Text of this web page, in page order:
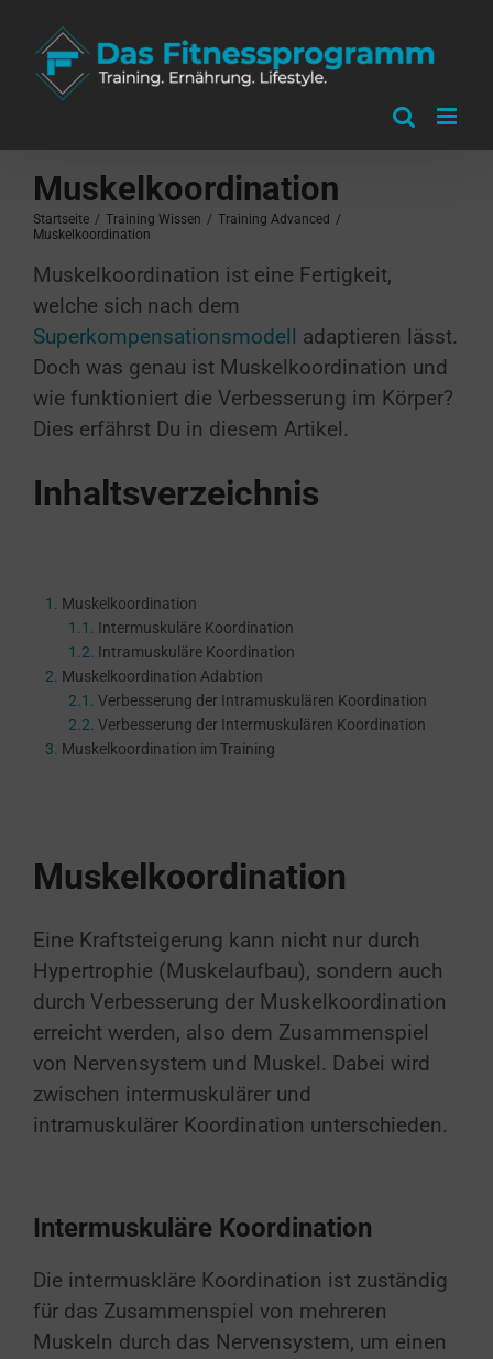
springen
Muskelkoordination
Startseite / Training Wissen / Training Advanced /
Muskelkoordination
Muskelkoordination ist eine Fertigkeit,
welche sich nach dem
Superkompensationsmodell
adaptieren lässt.
Doch was genau ist Muskelkoordination und
wie funktioniert die Verbesserung im Körper?
Dies erfährst Du in diesem Artikel.
Inhaltsverzeichnis
Muskelkoordination
Intermuskuläre Koordination
Intramuskuläre Koordination
Muskelkoordination Adabtion
Verbesserung der Intramuskulären Koordination
Verbesserung der Intermuskulären Koordination
Muskelkoordination im Training
Muskelkoordination
Eine Kraftsteigerung kann nicht nur durch
Hypertrophie (Muskelaufbau), sondern auch
durch Verbesserung der Muskelkoordination
erreicht werden, also dem Zusammenspiel
von Nervensystem und Muskel. Dabei wird
zwischen intermuskulärer und
intramuskulärer Koordination unterschieden.
Intermuskuläre Koordination
Die intermuskläre Koordination ist zuständig
für das Zusammenspiel von mehreren
Muskeln durch das Nervensystem, um einen